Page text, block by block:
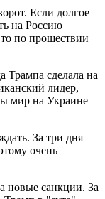
Если долгое
на Россию
по прошествии
Трампа сделала на
лидер,
мир на Украине
За три дня
очень